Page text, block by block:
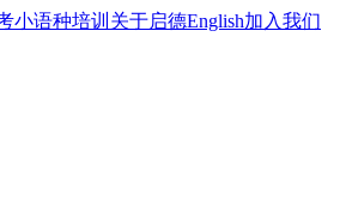
小语种培训 关于启德English加入我们